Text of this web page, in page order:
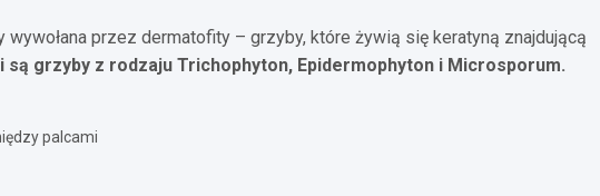
przez dermatofity – grzyby, które żywią się keratyną znajdującą
są grzyby z rodzaju Trichophyton, Epidermophyton i Microsporum.
palcami